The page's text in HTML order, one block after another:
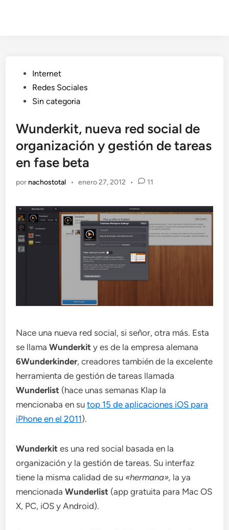
Publicado
en
Internet
Redes Sociales
Sin categoria
Wunderkit, nueva red social de
organización y gestión de tareas
en fase beta
por nachostotal • enero 27, 2012 • 11
Nace una nueva red social, si señor, otra más. Esta
se llamaWunderkit y es de la empresa alemana
6Wunderkinder, creadores también de la excelente
herramienta de gestión de tareas llamada
Wunderlist (hace unas semanas Klap la
mencionaba en sutop 15 de aplicaciones iOS para
iPhone en el 2011).
Wunderkit es una red social basada en la
organización y la gestión de tareas. Su interfaz
tiene la misma calidad de su «hermana», la ya
mencionadaWunderlist (app gratuita para Mac OS
X, PC, iOS y Android).